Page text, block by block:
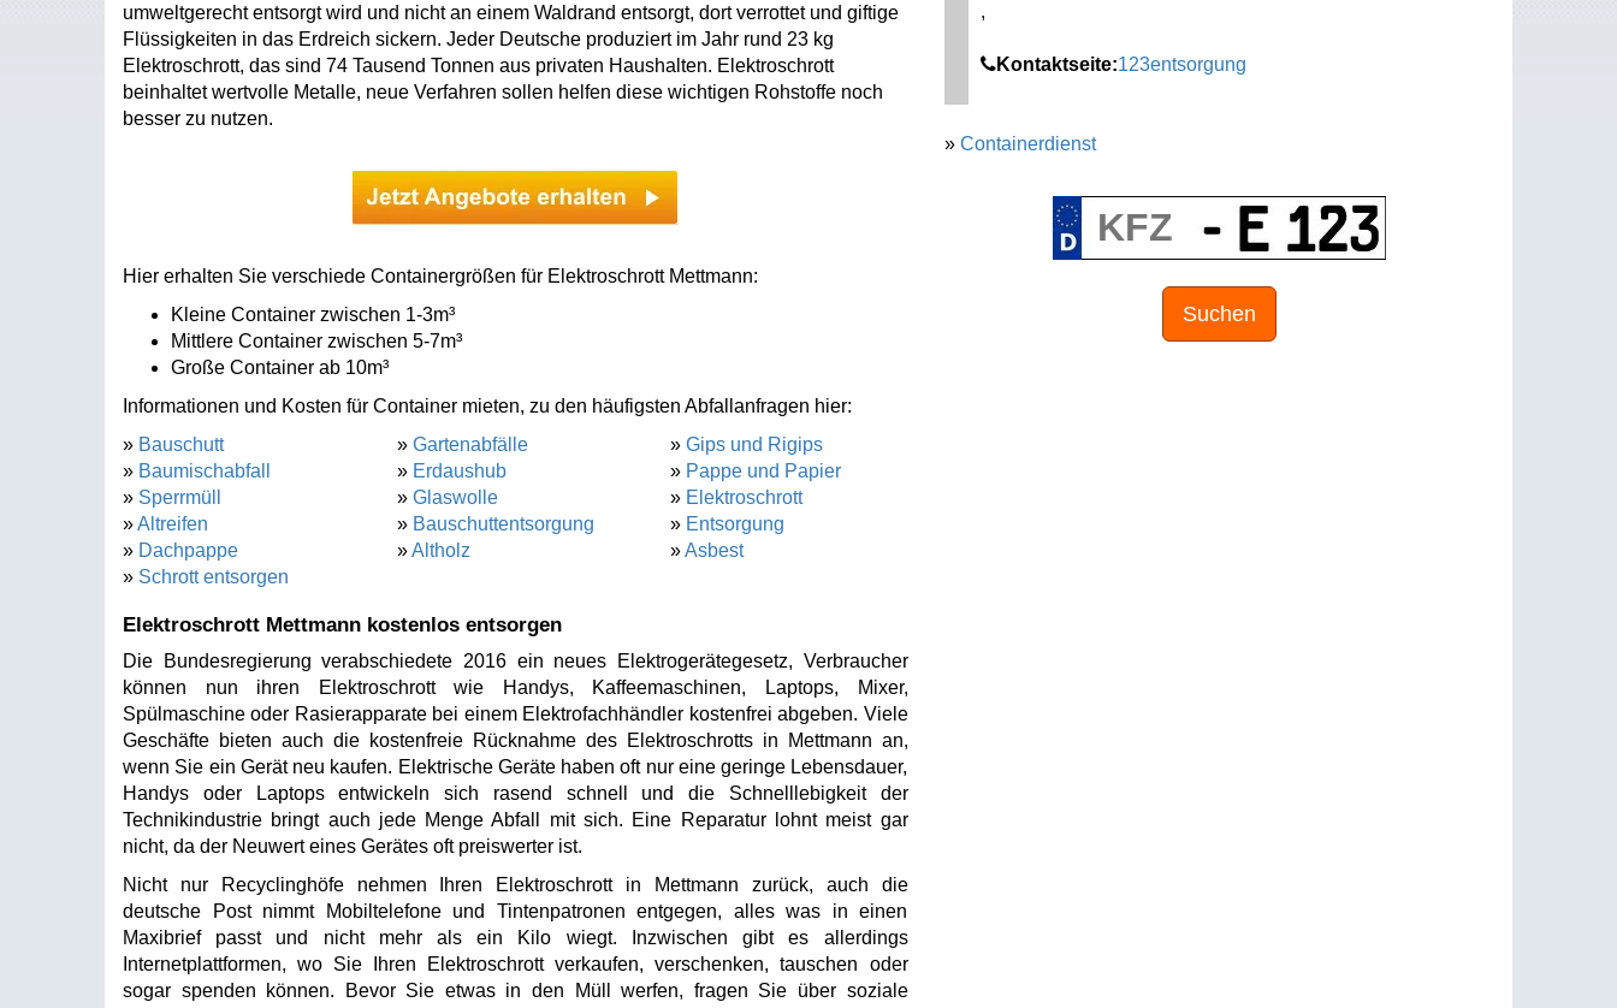
umweltgerecht entsorgt wird und nicht an einem Waldrand entsorgt, dort verrottet und giftige
Flüssigkeiten in das Erdreich sickern. Jeder Deutsche produziert im Jahr rund 23 kg
Elektroschrott, das sind 74 Tausend Tonnen aus privaten Haushalten. Elektroschrott
beinhaltet wertvolle Metalle, neue Verfahren sollen helfen diese wichtigen Rohstoffe noch
besser zu nutzen.
Hier erhalten Sie verschiede Containergrößen für Elektroschrott Mettmann:
Kleine Container zwischen 1-3m³
Mittlere Container zwischen 5-7m³
Große Container ab 10m³
Informationen und Kosten für Container mieten, zu den häufigsten Abfallanfragen hier:
» Bauschutt
» Baumischabfall
» Sperrmüll
»Altreifen
» Dachpappe
» Schrott entsorgen
» Gartenabfälle
» Erdaushub
» Glaswolle
» Bauschuttentsorgung
»Altholz
» Gips und Rigips
» Pappe und Papier
» Elektroschrott
» Entsorgung
»Asbest
Elektroschrott Mettmann kostenlos entsorgen
Die Bundesregierung verabschiedete 2016 ein neues Elektrogerätegesetz, Verbraucher
können nun ihren Elektroschrott wie Handys, Kaffeemaschinen, Laptops, Mixer,
Spülmaschine oder Rasierapparate bei einem Elektrofachhändler kostenfrei abgeben. Viele
Geschäfte bieten auch die kostenfreie Rücknahme des Elektroschrotts in Mettmann an,
wenn Sie ein Gerät neu kaufen. Elektrische Geräte haben oft nur eine geringe Lebensdauer,
Handys oder Laptops entwickeln sich rasend schnell und die Schnelllebigkeit der
Technikindustrie bringt auch jede Menge Abfall mit sich. Eine Reparatur lohnt meist gar
nicht, da der Neuwert eines Gerätes oft preiswerter ist.
Nicht nur Recyclinghöfe nehmen Ihren Elektroschrott in Mettmann zurück, auch die
deutsche Post nimmt Mobiltelefone und Tintenpatronen entgegen, alles was in einen
Maxibrief passt und nicht mehr als ein Kilo wiegt. Inzwischen gibt es allerdings
Internetplattformen, wo Sie Ihren Elektroschrott verkaufen, verschenken, tauschen oder
sogar spenden können. Bevor Sie etwas in den Müll werfen, fragen Sie über soziale
,
Kontaktseite:123entsorgung
» Containerdienst
Suchen